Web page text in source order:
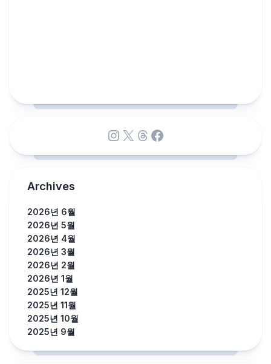
Instagram
X Threads
Facebook
Archives
2026년 6월
2026년 5월
2026년 4월
2026년 3월
2026년 2월
2026년 1월
2025년 12월
2025년 11월
2025년 10월
2025년 9월